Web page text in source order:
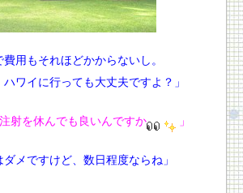
費用もそれほどかからないし。
ワイに行っても大丈夫ですよ？」
射を休んでも良いんですか 」
ダメですけど、数日程度ならね」